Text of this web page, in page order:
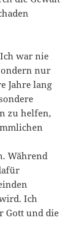
war nie
nur
Jahre lang
zu helfen,
Während
Ich
Gott und die